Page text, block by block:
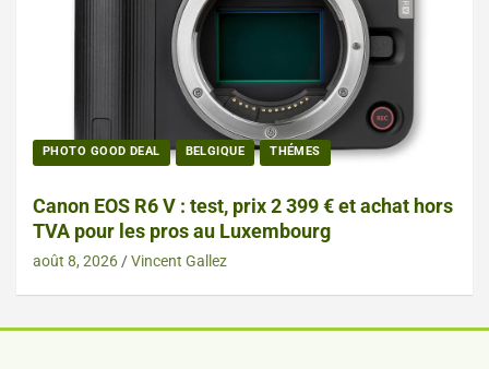
PHOTO GOOD DEAL BELGIQUE THÉMES
Canon EOS R6 V : test, prix 2 399 € et achat hors
TVA pour les pros au Luxembourg
août 8, 2026 Vincent Gallez